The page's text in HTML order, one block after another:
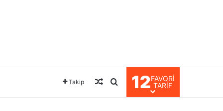
Takip Rastgele Makale
Arama yap ...
12FAVORI
TARIF